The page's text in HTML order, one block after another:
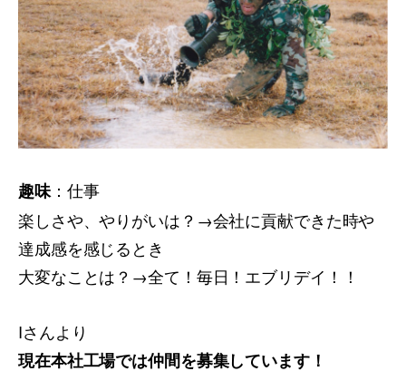
趣味：仕事
楽しさや、やりがいは？→会社に貢献できた時や
達成感を感じるとき
大変なことは？→全て！毎日！エブリデイ！！
Iさんより
現在本社工場では仲間を募集しています！